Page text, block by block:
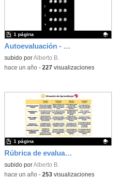
Autoevaluación - SdA Recados por el barrio
Contenido educativo.
subido porAlberto B.
1 página
-hace un año- 227visualizaciones
Rúbrica de evaluación - SdA Recados por el barrio
Contenido educativo.
subido porAlberto B.
1 página
-hace un año- 253visualizaciones